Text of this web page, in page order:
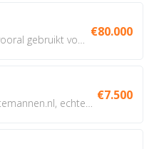
€80.000
€7.500